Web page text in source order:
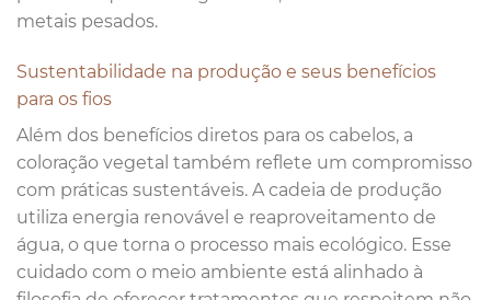
metais pesados.
Sustentabilidade na produção e seus benefícios
para os fios
Além dos benefícios diretos para os cabelos, a
coloração vegetal também reflete um compromisso
com práticas sustentáveis. A cadeia de produção
utiliza energia renovável e reaproveitamento de
água, o que torna o processo mais ecológico. Esse
cuidado com o meio ambiente está alinhado à